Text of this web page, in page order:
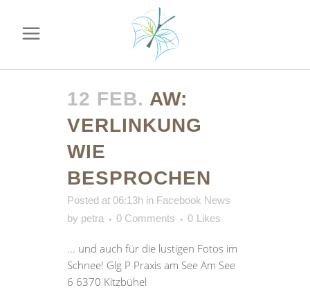
12 FEB. AW:
VERLINKUNG
WIE
BESPROCHEN
Posted at 06:13h in Facebook News
by petra 0 Comments 0 Likes
... und auch für die lustigen Fotos im
Schnee! Glg P Praxis am See Am See
6 6370 Kitzbühel